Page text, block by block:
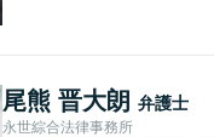
り、柔軟かつ現実的な対応を
可能にしています。
尾熊 晋大朗 弁護士
永世綜合法律事務所